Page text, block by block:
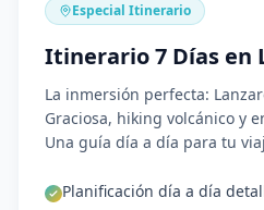
Especial Itinerario
Itinerario 7 Días en
La inmersión perfecta:
Graciosa, hiking volcánico y
Una guía día a día para tu
Planificación día a día